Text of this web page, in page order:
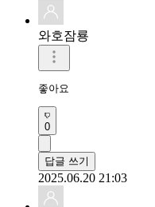
와호잠룡
좋아요
0
답글 쓰기
2025.06.20 21:03